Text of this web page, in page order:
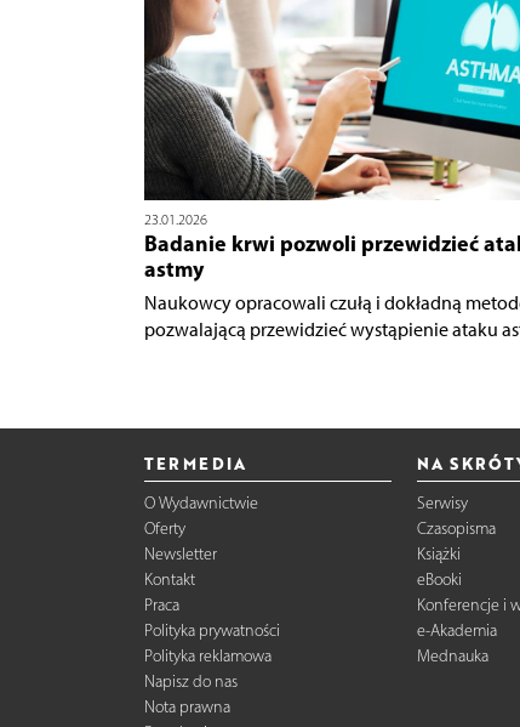
23.01.2026
Badanie krwi pozwoli przewidzieć
astmy
Naukowcy opracowali czułą i dokładną
pozwalającą przewidzieć wystąpienie ataku
TERMEDIA
O Wydawnictwie
Oferty
Newsletter
Kontakt
Praca
Polityka prywatności
Polityka reklamowa
Napisz do nas
Nota prawna
NA
Serwisy
Czasopisma
Książki
eBooki
Konferencje i
e-Akademia
Mednauka